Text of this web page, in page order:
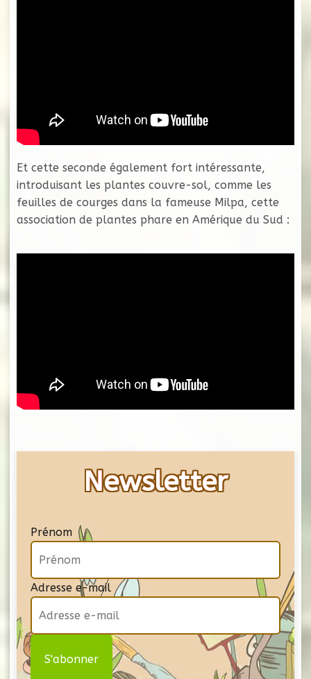
Et cette seconde également fort intéressante,
introduisant les plantes couvre-sol, comme les
feuilles de courges dans la fameuse Milpa, cette
association de plantes phare en Amérique du Sud :
Newsletter
Prénom
Adresse e-mail